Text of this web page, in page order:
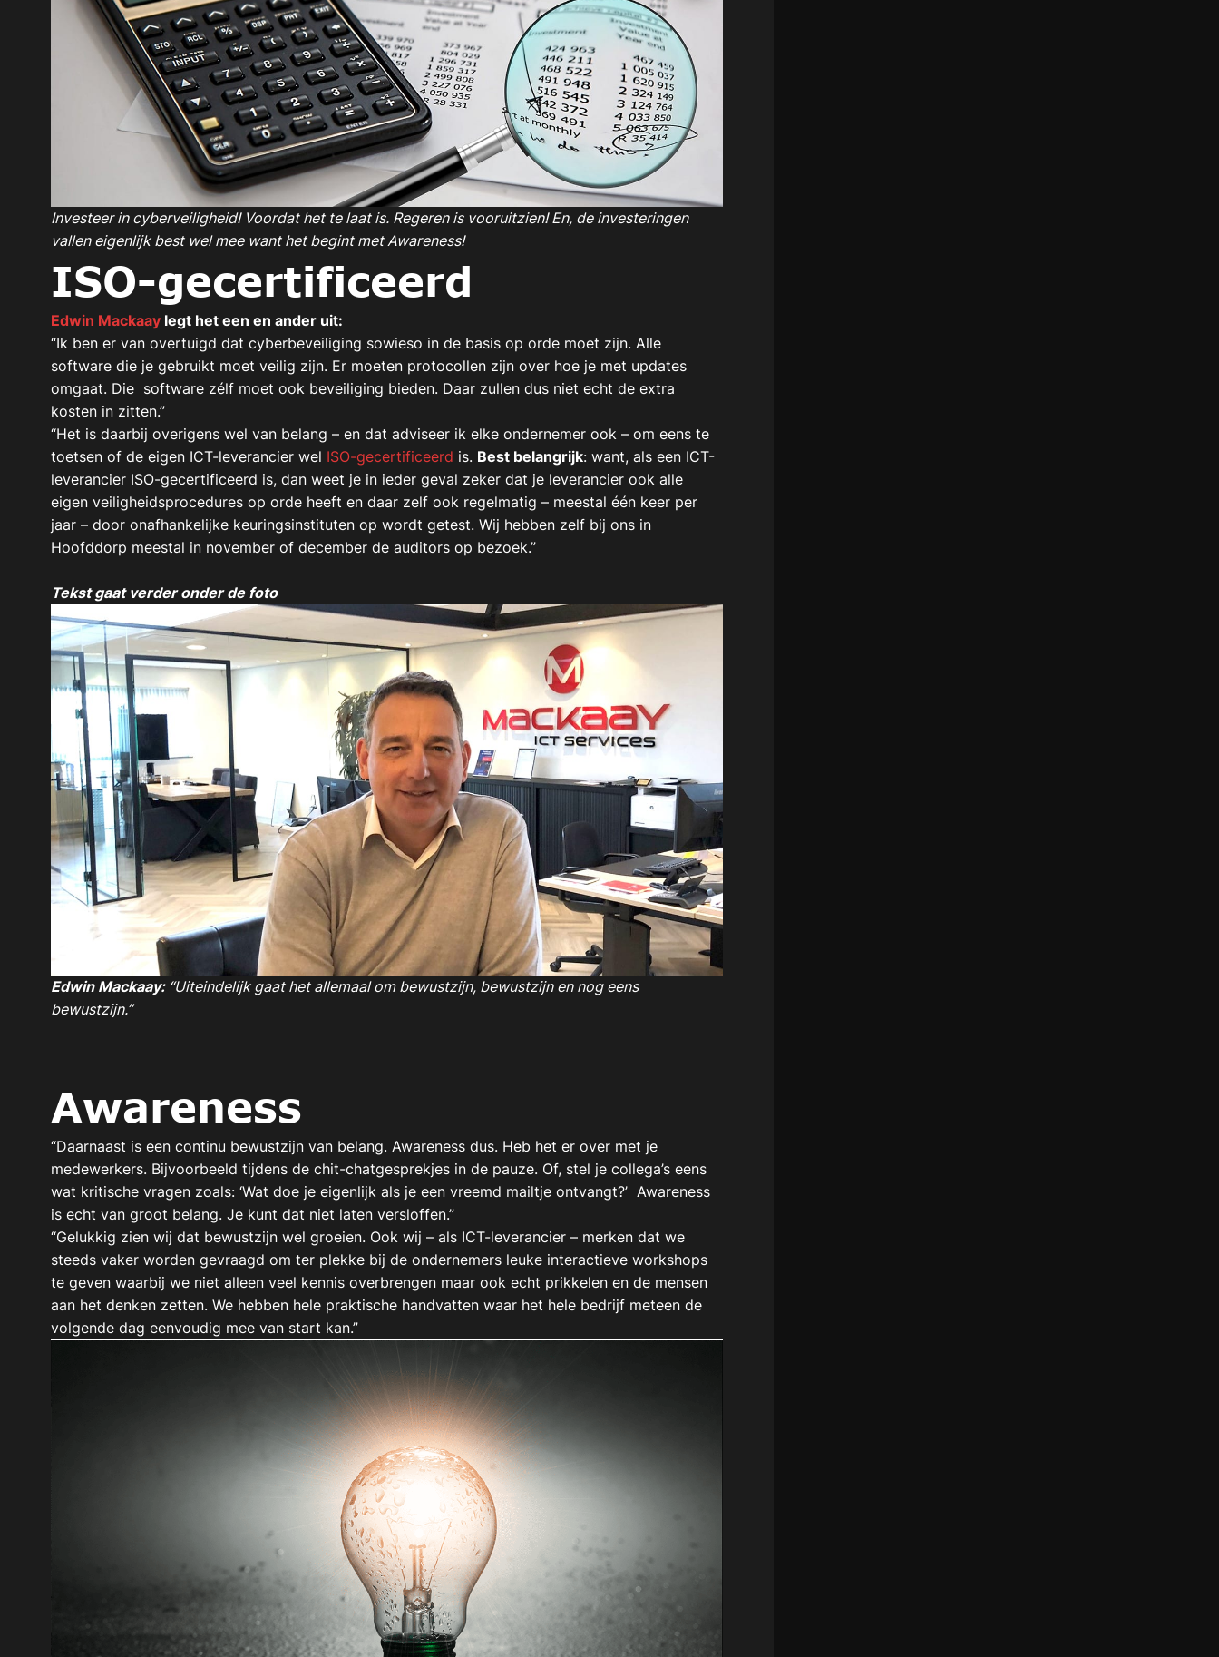
Investeer in cyberveiligheid! Voordat het te laat is. Regeren is vooruitzien! En, de investeringen
vallen eigenlijk best wel mee want het begint met Awareness!
ISO-gecertificeerd
Edwin Mackaay legt het een en ander uit:
“Ik ben er van overtuigd dat cyberbeveiliging sowieso in de basis op orde moet zijn. Alle
software die je gebruikt moet veilig zijn. Er moeten protocollen zijn over hoe je met updates
omgaat. Die software zélf moet ook beveiliging bieden. Daar zullen dus niet echt de extra
kosten in zitten.”
“Het is daarbij overigens wel van belang – en dat adviseer ik elke ondernemer ook – om eens te
toetsen of de eigen ICT-leverancier wel ISO-gecertificeerd is. Best belangrijk: want, als een ICT-
leverancier ISO-gecertificeerd is, dan weet je in ieder geval zeker dat je leverancier ook alle
eigen veiligheidsprocedures op orde heeft en daar zelf ook regelmatig – meestal één keer per
jaar – door onafhankelijke keuringsinstituten op wordt getest. Wij hebben zelf bij ons in
Hoofddorp meestal in november of december de auditors op bezoek.”
Tekst gaat verder onder de foto
Edwin Mackaay:“Uiteindelijk gaat het allemaal om bewustzijn, bewustzijn en nog eens
bewustzijn.”
Awareness
“Daarnaast is een continu bewustzijn van belang. Awareness dus. Heb het er over met je
medewerkers. Bijvoorbeeld tijdens de chit-chatgesprekjes in de pauze. Of, stel je collega’s eens
wat kritische vragen zoals: ‘Wat doe je eigenlijk als je een vreemd mailtje ontvangt?’ Awareness
is echt van groot belang. Je kunt dat niet laten versloffen.”
“Gelukkig zien wij dat bewustzijn wel groeien. Ook wij – als ICT-leverancier – merken dat we
steeds vaker worden gevraagd om ter plekke bij de ondernemers leuke interactieve workshops
te geven waarbij we niet alleen veel kennis overbrengen maar ook echt prikkelen en de mensen
aan het denken zetten. We hebben hele praktische handvatten waar het hele bedrijf meteen de
volgende dag eenvoudig mee van start kan.”